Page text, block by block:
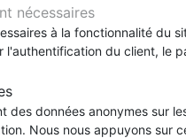
Autres versions
Bibles d'étude
Bibles audio
Israël,
Evangelisation
Témoignages,
Livres d'activités
CD Jeunesse
Jeunesse
Compilations
Enseignement,
intérieur ver
Détails du produit
nécessaires
à la fonctionnalité du
l'authentification du client, le
des données anonymes sur
Nous nous appuyons sur